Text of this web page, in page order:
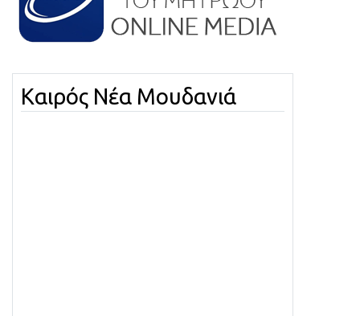
Καιρός Νέα Μουδανιά